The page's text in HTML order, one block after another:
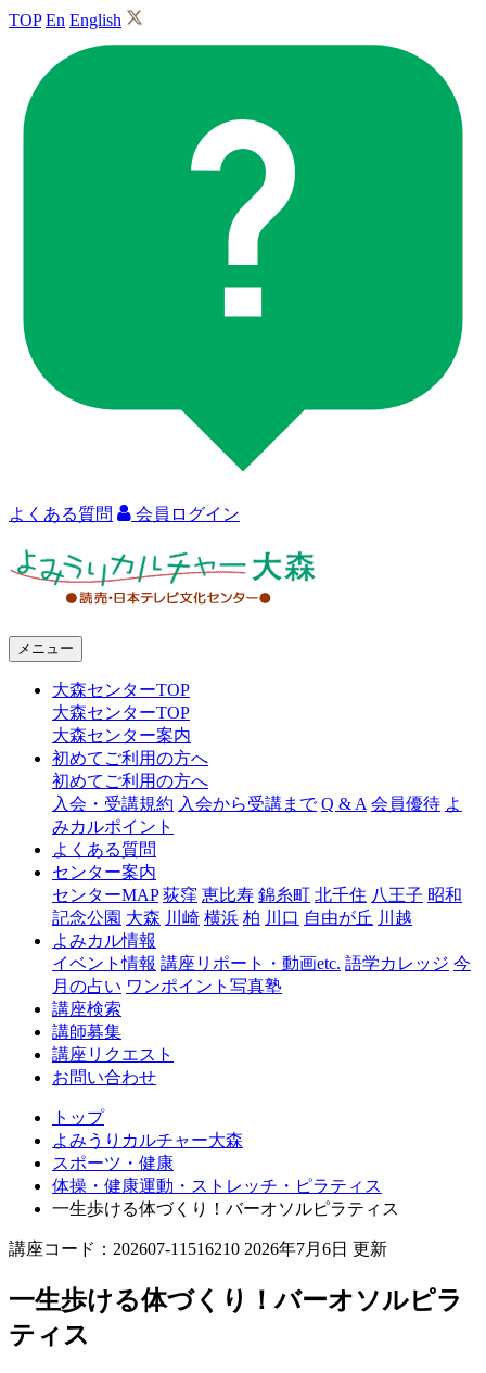
TOP En English
よくある質問 会員ログイン
ャ
森
メニュー
大森センターTOP
大森センターTOP
大森センター案内
初めてご利用の方へ
初めてご利用の方へ
入会・受講規約 入会から受講まで Q & A 会員優待 よ
みカルポイント
よくある質問
センター案内
センターMAP 荻窪 恵比寿 錦糸町 北千住 八王子 昭和
記念公園 大森 川崎 横浜 柏 川口 自由が丘 川越
よみカル情報
イベント情報 講座リポート・動画etc. 語学カレッジ 今
月の占い ワンポイント写真塾
講座検索
講師募集
講座リクエスト
お問い合わせ
トップ
よみうりカルチャー大森
スポーツ・健康
体操・健康運動・ストレッチ・ピラティス
一生歩ける体づくり！バーオソルピラティス
講座コード：202607-11516210 2026年7月6日 更新
一生歩ける体づくり！バーオソルピラ
ティス